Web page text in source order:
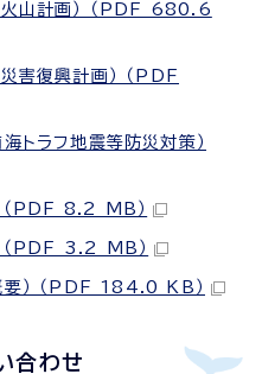
火山計画） （PDF 680.6
害復興計画） （PDF
トラフ地震等防災対策）
（PDF 8.2 MB）
（PDF 3.2 MB）
要） （PDF 184.0 KB）
合わせ